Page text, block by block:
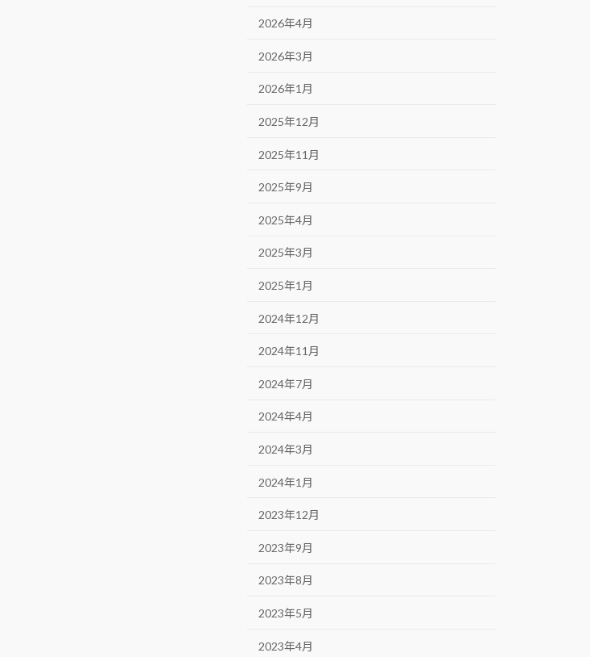
2026年4月
2026年3月
2026年1月
2025年12月
2025年11月
2025年9月
2025年4月
2025年3月
2025年1月
2024年12月
2024年11月
2024年7月
2024年4月
2024年3月
2024年1月
2023年12月
2023年9月
2023年8月
2023年5月
2023年4月